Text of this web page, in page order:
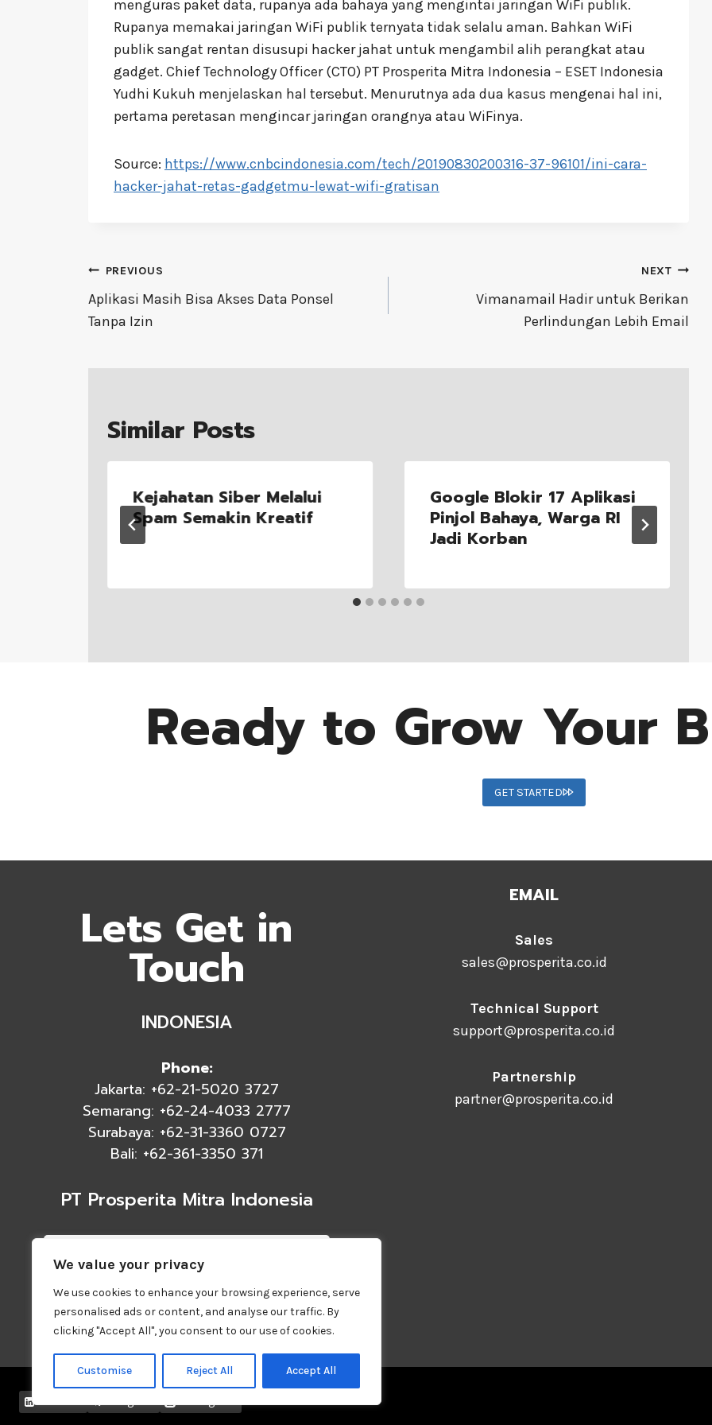
We value your privacy
We use cookies to enhance your browsing experience, serve
personalised ads or content, and analyse our traffic. By
clicking "Accept All", you consent to our use of cookies.
Customise Reject All Accept All
menguras paket data, rupanya ada bahaya yang mengintai jaringan WiFi publik.
Rupanya memakai jaringan WiFi publik ternyata tidak selalu aman. Bahkan WiFi
publik sangat rentan disusupi hacker jahat untuk mengambil alih perangkat atau
gadget. Chief Technology Officer (CTO) PT Prosperita Mitra Indonesia – ESET Indonesia
Yudhi Kukuh menjelaskan hal tersebut. Menurutnya ada dua kasus mengenai hal ini,
pertama peretasan mengincar jaringan orangnya atau WiFinya.
Source: https://www.cnbcindonesia.com/tech/20190830200316-37-96101/ini-cara-
hacker-jahat-retas-gadgetmu-lewat-wifi-gratisan
Post
navigation
PREVIOUS
Aplikasi Masih Bisa Akses Data Ponsel
Tanpa Izin
NEXT
Vimanamail Hadir untuk Berikan
Perlindungan Lebih Email
Similar Posts
Kejahatan Siber Melalui
Spam Semakin Kreatif
Google Blokir 17 Aplikasi
Pinjol Bahaya, Warga RI
Jadi Korban
Ready to Grow Your
GET STARTED
Lets Get in
Touch
INDONESIA
Phone:
Jakarta: +62-21-5020 3727
Semarang: +62-24-4033 2777
Surabaya: +62-31-3360 0727
Bali: +62-361-3350 371
PT Prosperita Mitra Indonesia
ISO 27001-2022
EMAIL
Sales
sales@prosperita.co.id
Technical Support
support@prosperita.co.id
Partnership
partner@prosperita.co.id